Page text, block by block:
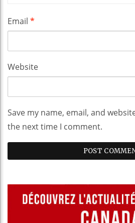
Email *
Website
Save my name, email, and
the next time I comment.